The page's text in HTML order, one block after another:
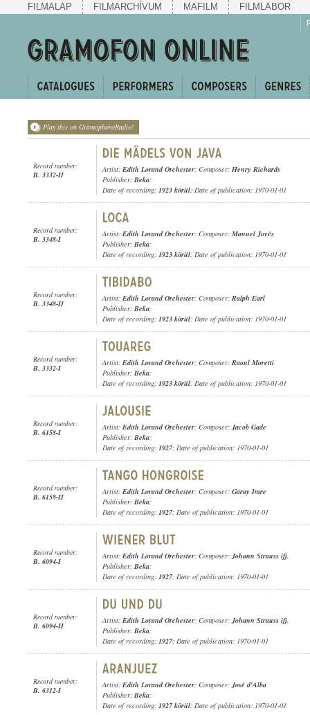
FILMALAP FILMARCHÍVUM MAFILM FILMLABOR
Play this on GramophoneRadio!
Record number:
B. 3332-II
Artist: Edith Lorand Orchester; Composer: Henry Richards
Publisher: Beka;
Date of recording: 1923 körül; Date of publication: 1970-01-01
Record number:
B. 3348-I
Artist: Edith Lorand Orchester; Composer: Manuel Jovés
Publisher: Beka;
Date of recording: 1923 körül; Date of publication: 1970-01-01
Record number:
B. 3348-II
Artist: Edith Lorand Orchester; Composer: Ralph Earl
Publisher: Beka;
Date of recording: 1923 körül; Date of publication: 1970-01-01
Record number:
B. 3332-I
Artist: Edith Lorand Orchester; Composer: Raoul Moretti
Publisher: Beka;
Date of recording: 1923 körül; Date of publication: 1970-01-01
Record number:
B. 6158-I
Artist: Edith Lorand Orchester; Composer:Jacob Gade
Publisher: Beka;
Date of recording: 1927; Date of publication: 1970-01-01
Record number:
B. 6158-II
Artist: Edith Lorand Orchester; Composer: Garay Imre
Publisher: Beka;
Date of recording: 1927; Date of publication: 1970-01-01
Record number:
B. 6094-I
Artist: Edith Lorand Orchester; Composer:Johann Strauss ifj.
Publisher: Beka;
Date of recording: 1927; Date of publication: 1970-01-01
Record number:
B. 6094-II
Artist: Edith Lorand Orchester; Composer:Johann Strauss ifj.
Publisher: Beka;
Date of recording: 1927; Date of publication: 1970-01-01
Record number:
B. 6312-I
Artist: Edith Lorand Orchester; Composer:José d'Alba
Publisher: Beka;
Date of recording: 1927 körül; Date of publication: 1970-01-01